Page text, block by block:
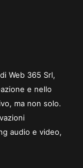
Web 365 Srl,
e nello
ma non solo.
audio e video,